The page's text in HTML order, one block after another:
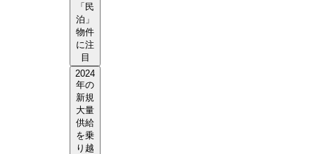
「民
泊」
物件
に注
目
2024
年の
新規
大量
供給
を乗
り越